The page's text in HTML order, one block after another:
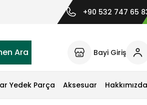
+90 532 747 65
Ara Bayi Giriş
Yedek Parça Aksesuar Hakkımızda